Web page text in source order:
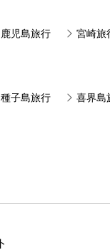
鹿児島旅行 宮崎旅
種子島旅行 喜界島